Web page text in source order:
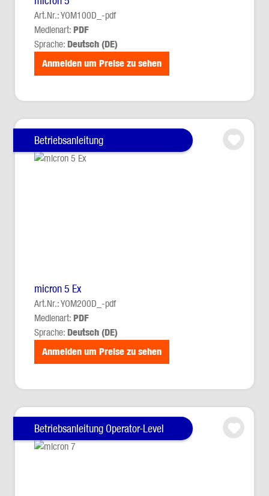
Art.Nr.: YOM100D_-pdf
Medienart: PDF
Sprache: Deutsch (DE)
Anmelden um Preise zu sehen
Betriebsanleitung
micron 5 Ex
Art.Nr.: YOM200D_-pdf
Medienart: PDF
Sprache: Deutsch (DE)
Anmelden um Preise zu sehen
Betriebsanleitung Operator-Level